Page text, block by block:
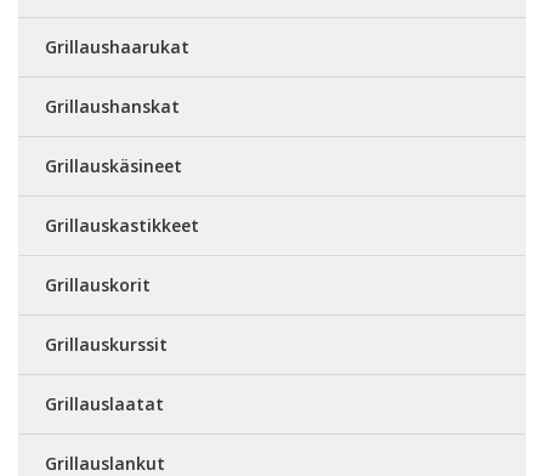
Grillaushaarukat
Grillaushanskat
Grillauskäsineet
Grillauskastikkeet
Grillauskorit
Grillauskurssit
Grillauslaatat
Grillauslankut